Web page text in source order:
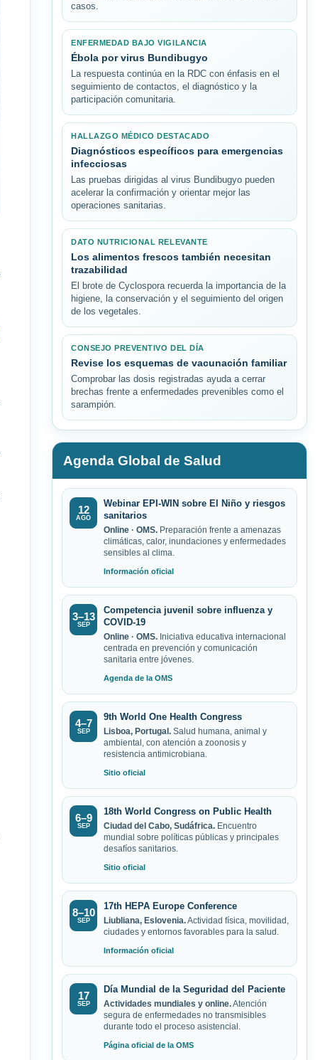
casos.
ENFERMEDAD BAJO VIGILANCIA
Ébola por virus Bundibugyo
La respuesta continúa en la RDC con énfasis en el
seguimiento de contactos, el diagnóstico y la
participación comunitaria.
HALLAZGO MÉDICO DESTACADO
Diagnósticos específicos para emergencias
infecciosas
Las pruebas dirigidas al virus Bundibugyo pueden
acelerar la confirmación y orientar mejor las
operaciones sanitarias.
DATO NUTRICIONAL RELEVANTE
Los alimentos frescos también necesitan
trazabilidad
El brote de Cyclospora recuerda la importancia de la
higiene, la conservación y el seguimiento del origen
de los vegetales.
CONSEJO PREVENTIVO DEL DÍA
Revise los esquemas de vacunación familiar
Comprobar las dosis registradas ayuda a cerrar
brechas frente a enfermedades prevenibles como el
sarampión.
Agenda Global de Salud
12
AGO
Webinar EPI-WIN sobre El Niño y riesgos
sanitarios
Online · OMS. Preparación frente a amenazas
climáticas, calor, inundaciones y enfermedades
sensibles al clima.
Información oficial
3–13
SEP
Competencia juvenil sobre influenza y
COVID-19
Online · OMS. Iniciativa educativa internacional
centrada en prevención y comunicación
sanitaria entre jóvenes.
Agenda de la OMS
4–7
SEP
9th World One Health Congress
Lisboa, Portugal. Salud humana, animal y
ambiental, con atención a zoonosis y
resistencia antimicrobiana.
Sitio oficial
6–9
SEP
18th World Congress on Public Health
Ciudad del Cabo, Sudáfrica. Encuentro
mundial sobre políticas públicas y principales
desafíos sanitarios.
Sitio oficial
8–10
SEP
17th HEPA Europe Conference
Liubliana, Eslovenia.Actividad física, movilidad,
ciudades y entornos favorables para la salud.
Información oficial
17
SEP
Día Mundial de la Seguridad del Paciente
Actividades mundiales y online.Atención
segura de enfermedades no transmisibles
durante todo el proceso asistencial.
Página oficial de la OMS